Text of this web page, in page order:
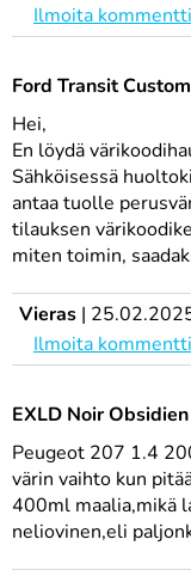
Ilmoita
Ford Transit
Hei,
En löydä
Sähköisessä
antaa tuolle
tilauksen
miten toimin,
Vieras |
Ilmoita
EXLD Noir Obsidien
Peugeot 207 1.4
värin vaihto kun
400ml maalia,mikä
neliovinen,eli